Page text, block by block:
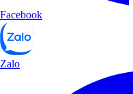
Facebook
Zalo